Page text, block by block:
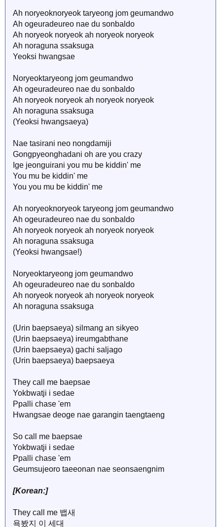
Ah noryeoknoryeok taryeong jom geumandwo
Ah ogeuradeureo nae du sonbaldo
Ah noryeok noryeok ah noryeok noryeok
Ah noraguna ssaksuga
Yeoksi hwangsae
Noryeoktaryeong jom geumandwo
Ah ogeuradeureo nae du sonbaldo
Ah noryeok noryeok ah noryeok noryeok
Ah noraguna ssaksuga
(Yeoksi hwangsaeya)
Nae tasirani neo nongdamiji
Gongpyeonghadani oh are you crazy
Ige jeonguirani you mu be kiddin' me
You mu be kiddin' me
You you mu be kiddin' me
Ah noryeoknoryeok taryeong jom geumandwo
Ah ogeuradeureo nae du sonbaldo
Ah noryeok noryeok ah noryeok noryeok
Ah noraguna ssaksuga
(Yeoksi hwangsae!)
Noryeoktaryeong jom geumandwo
Ah ogeuradeureo nae du sonbaldo
Ah noryeok noryeok ah noryeok noryeok
Ah noraguna ssaksuga
(Urin baepsaeya) silmang an sikyeo
(Urin baepsaeya) ireumgabthane
(Urin baepsaeya) gachi saljago
(Urin baepsaeya) baepsaeya
They call me baepsae
Yokbwatji i sedae
Ppalli chase 'em
Hwangsae deoge nae garangin taengtaeng
So call me baepsae
Yokbwatji i sedae
Ppalli chase 'em
Geumsujeoro taeeonan nae seonsaengnim
[Korean:]
They call me 뱁새
욕봤지 이 세대